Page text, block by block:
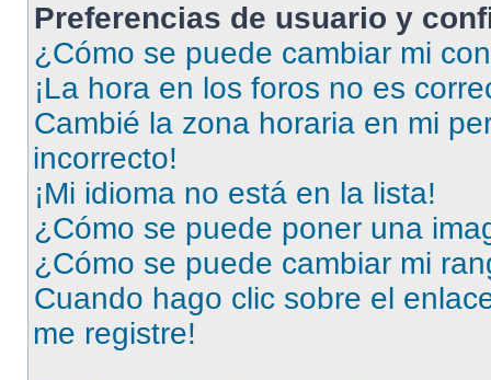
Preferencias de usuario y
¿Cómo se puede cambiar mi
¡La hora en los foros no es
Cambié la zona horaria en mi
incorrecto!
¡Mi idioma no está en la lista!
¿Cómo se puede poner una
¿Cómo se puede cambiar mi
Cuando hago clic sobre el
me registre!